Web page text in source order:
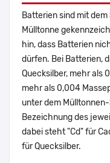
Batterien sind mit
Mülltonne
hin, dass Batterien
dürfen. Bei Batterien,
Quecksilber, mehr als
mehr als 0,004
unter dem
Bezeichnung des
dabei steht "Cd" für
für Quecksilber.